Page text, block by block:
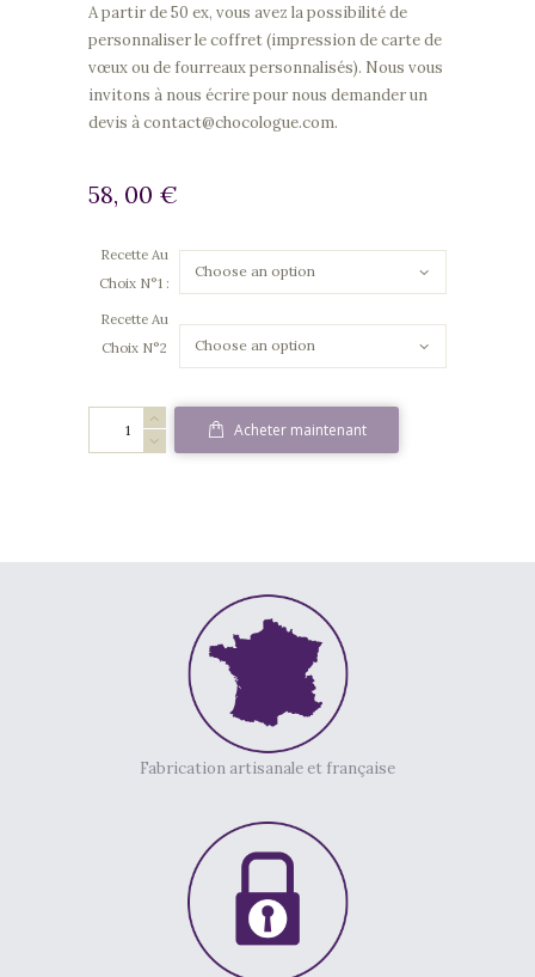
A partir de 50 ex, vous avez la possibilité de
personnaliser le coffret (impression de carte de
vœux ou de fourreaux personnalisés). Nous vous
invitons à nous écrire pour nous demander un
devis à contact@chocologue.com.
58, 00 €
Recette Au
Choix N°1 :
Recette Au
Choix N°2
Boîtes
Acheter maintenant
Fabrication artisanale et française